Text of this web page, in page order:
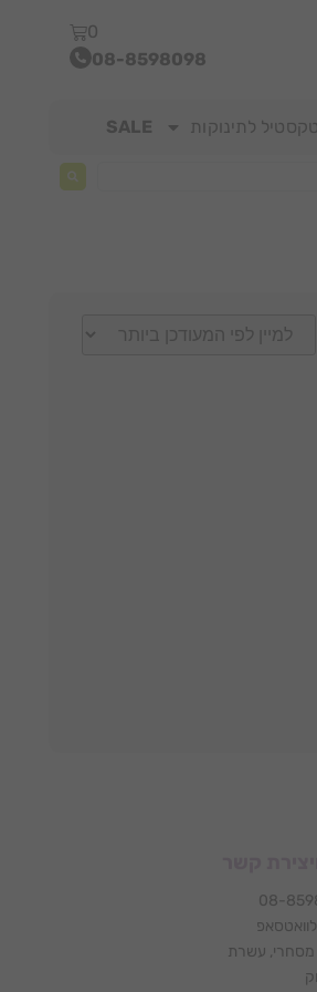
0
08-8598098
לתינוקות SALE
08-
לוואטסאפ
מסחרי, עשרת